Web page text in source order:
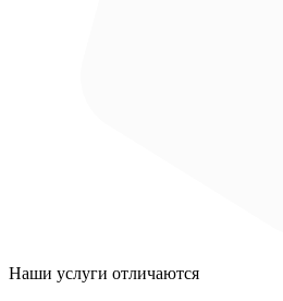
Наши услуги отличаются